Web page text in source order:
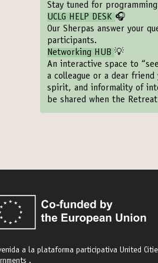
Stay tuned for
UCLG HELP DESK 🎧
Our Sherpas answer your
participants.
Networking HUB 💡
An interactive space to
a colleague or a dear
spirit, and informality of
be shared when the
a la plataforma participativa United
.